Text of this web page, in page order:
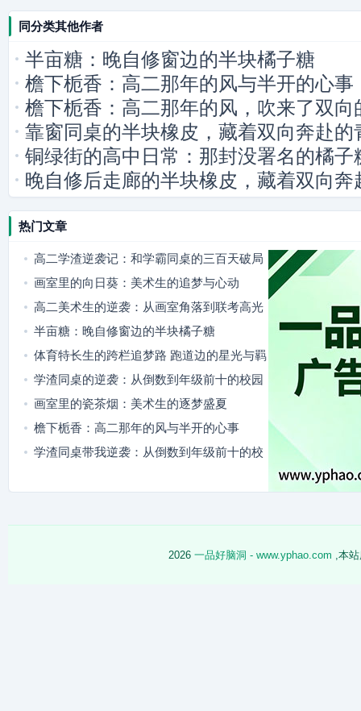
同分类其他作者
半亩糖：晚自修窗边的半块橘子糖
檐下栀香：高二那年的风与半开的心事
檐下栀香：高二那年的风，吹来了双向
靠窗同桌的半块橡皮，藏着双向奔赴的
铜绿街的高中日常：那封没署名的橘子
晚自修后走廊的半块橡皮，藏着双向奔
热门文章
高二学渣逆袭记：和学霸同桌的三百天破局
之路
画室里的向日葵：美术生的追梦与心动
高二美术生的逆袭：从画室角落到联考高光
半亩糖：晚自修窗边的半块橘子糖
体育特长生的跨栏追梦路 跑道边的星光与羁
绊
学渣同桌的逆袭：从倒数到年级前十的校园
成长记
画室里的瓷茶烟：美术生的逐梦盛夏
檐下栀香：高二那年的风与半开的心事
学渣同桌带我逆袭：从倒数到年级前十的校
2026 一品好脑洞 - www.yphao.com ,本